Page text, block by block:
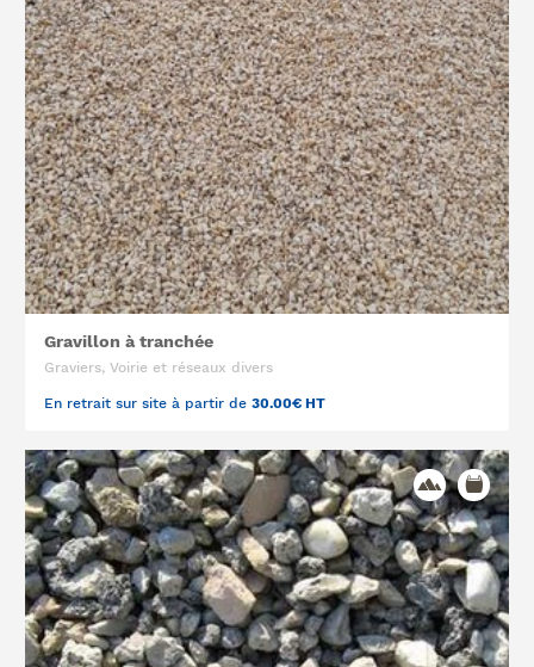
Gravillon à tranchée
Graviers, Voirie et réseaux divers
En retrait sur site à partir de 30.00€ HT